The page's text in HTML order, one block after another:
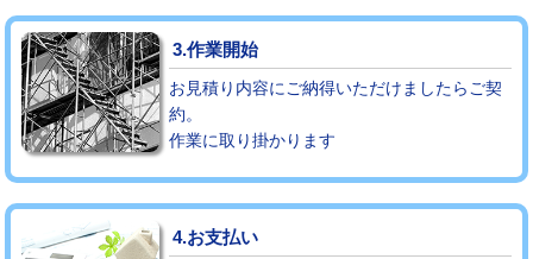
3.作業開始
お見積り内容にご納得いただけましたらご契
約。
作業に取り掛かります
4.お支払い